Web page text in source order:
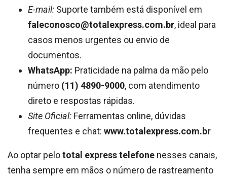
E-mail: Suporte também está disponível em
faleconosco@totalexpress.com.br, ideal para
casos menos urgentes ou envio de
documentos.
WhatsApp: Praticidade na palma da mão pelo
número (11) 4890-9000, com atendimento
direto e respostas rápidas.
Site Oficial: Ferramentas online, dúvidas
frequentes e chat: www.totalexpress.com.br
Ao optar pelototal express telefone nesses canais,
tenha sempre em mãos o número de rastreamento